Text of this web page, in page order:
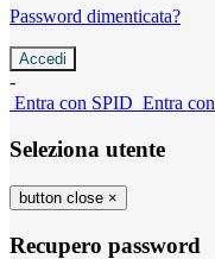
Password dimenticata?
-
Entra con SPID Entra
Seleziona utente
button close ×
Recupero password